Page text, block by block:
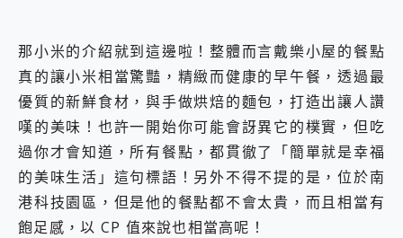
那小米的介紹就到這邊啦！整體而言戴樂小屋的餐點
真的讓小米相當驚豔，精緻而健康的早午餐，透過最
優質的新鮮食材，與手做烘焙的麵包，打造出讓人讚
嘆的美味！也許一開始你可能會訝異它的樸實，但吃
過你才會知道，所有餐點，都貫徹了「簡單就是幸福
的美味生活」這句標語！另外不得不提的是，位於南
港科技園區，但是他的餐點都不會太貴，而且相當有
飽足感，以 CP 值來說也相當高呢！